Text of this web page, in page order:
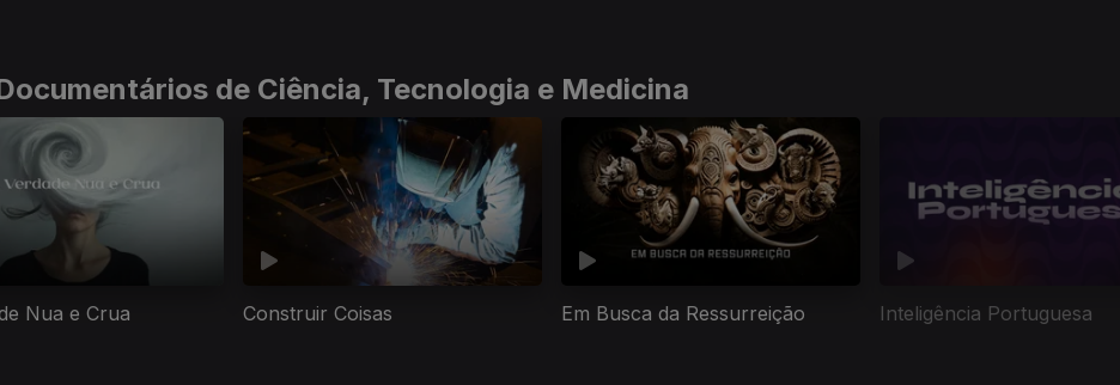
de Ciência, Tecnologia e Medicina
Nua e Crua Construir Coisas Em Busca da Ressurreição Inteligência Portuguesa